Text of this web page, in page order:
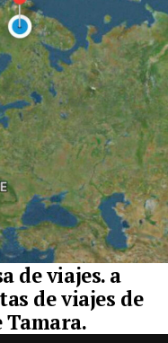
de viajes. a
de viajes de
Tamara.